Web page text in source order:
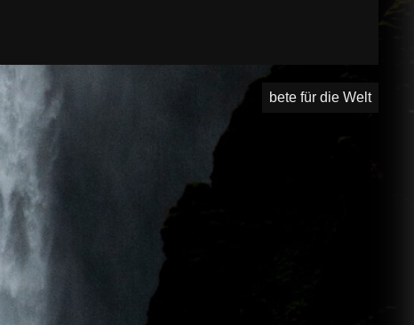
bete für die Welt